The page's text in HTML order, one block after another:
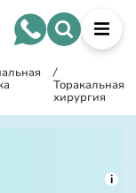
/
Торакальная
хирургия
i